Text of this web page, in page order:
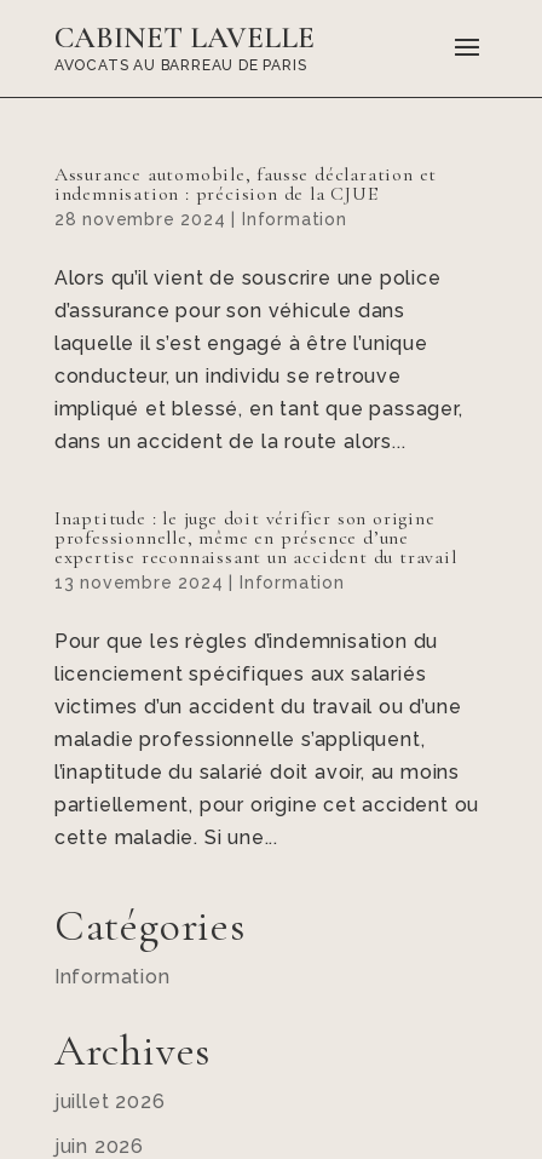
CABINET LAVELLE
AVOCATS AU BARREAU DE PARIS
Assurance automobile, fausse déclaration et
indemnisation : précision de la CJUE
28 novembre 2024 Information
Alors qu’il vient de souscrire une police
d’assurance pour son véhicule dans
laquelle il s’est engagé à être l’unique
conducteur, un individu se retrouve
impliqué et blessé, en tant que passager,
dans un accident de la route alors...
Inaptitude : le juge doit vérifier son origine
professionnelle, même en présence d’une
expertise reconnaissant un accident du travail
13 novembre 2024 Information
Pour que les règles d’indemnisation du
licenciement spécifiques aux salariés
victimes d’un accident du travail ou d’une
maladie professionnelle s’appliquent,
l’inaptitude du salarié doit avoir, au moins
partiellement, pour origine cet accident ou
cette maladie. Si une...
Catégories
Information
Archives
juillet 2026
juin 2026